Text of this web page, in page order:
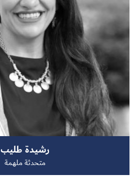
ومتحدثون
سنوات
سجل الآن
رشيدة طليب
متحدثة ملهمة